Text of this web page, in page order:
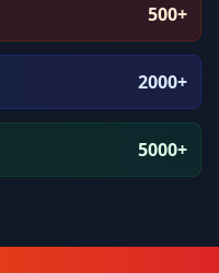
500+
2000+
5000+